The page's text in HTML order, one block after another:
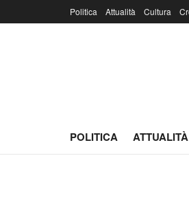
Politica Attualità Cultura
POLITICA ATTUALITÀ